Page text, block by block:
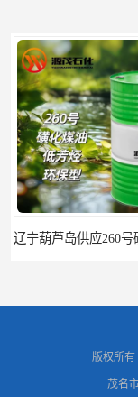
版权所有
茂名